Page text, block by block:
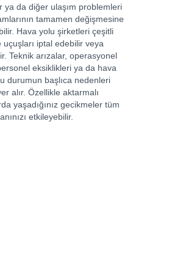
ya da diğer ulaşım problemleri
tamamen değişmesine
Hava yolu şirketleri çeşitli
uçuşları iptal edebilir veya
Teknik arızalar, operasyonel
eksiklikleri ya da hava
durumun başlıca nedenleri
alır. Özellikle aktarmalı
yaşadığınız gecikmeler tüm
etkileyebilir.